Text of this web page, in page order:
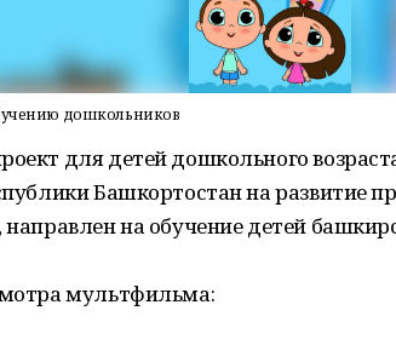
дошкольников
для детей дошкольного
Башкортостан на развитие
на обучение детей
мультфильма: